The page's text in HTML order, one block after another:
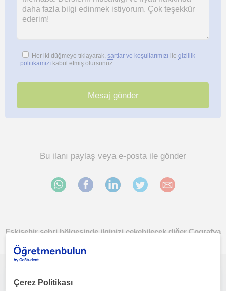
Her iki düğmeye tıklayarak, şartlar ve koşullarımızı ile gizlilik
politikamızı kabul etmiş olursunuz
Bu ilanı paylaş veya e-posta ile gönder
Eskisehir sehri bölgesinde ilginizi çekebilecek diğer Cografya
Çerez Politikası